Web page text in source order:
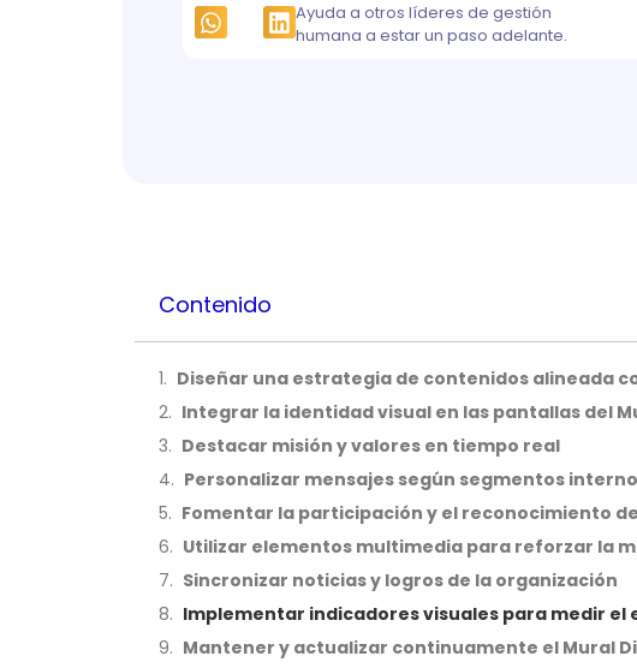
Ayuda a otros líderes de gestión
humana a estar un paso adelante.
Contenido
Diseñar una estrategia de contenidos alineada
Integrar la identidad visual en las pantallas del
Destacar misión y valores en tiempo real
Personalizar mensajes según segmentos
Fomentar la participación y el reconocimiento
Utilizar elementos multimedia para reforzar la
Sincronizar noticias y logros de la organización
Implementar indicadores visuales para medir el
Mantener y actualizar continuamente el Mural